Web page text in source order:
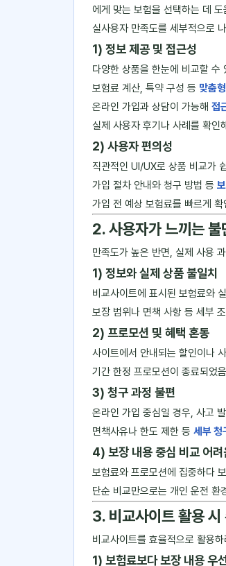
에게 맞는 보험을 선택하는 데
실사용자 만족도를 세부적으로
1) 정보 제공 및 접근성
다양한 상품을 한눈에 비교할 수
보험료 계산, 특약 구성 등 맞춤
온라인 가입과 상담이 가능해 접
실제 사용자 후기나 사례를 확인
2) 사용자 편의성
직관적인 UI/UX로 상품 비교가
가입 절차 안내와 청구 방법 등
가입 전 예상 보험료를 빠르게
2. 사용자가 느끼는 불
만족도가 높은 반면, 실제 사용
1) 정보와 실제 상품 불일치
비교사이트에 표시된 보험료와
보장 범위나 면책 사항 등 세부
2) 프로모션 및 혜택 혼동
사이트에서 안내되는 할인이나
기간 한정 프로모션이 종료되었
3) 청구 과정 불편
온라인 가입 중심일 경우, 사고 발
면책사유나 한도 제한 등 세부 청
4) 보장 내용 중심 비교 어려
보험료와 프로모션에 집중하다
단순 비교만으로는 개인 운전 환
3. 비교사이트 활용 시
비교사이트를 효율적으로 활용
1) 보험료보다 보장 내용 우